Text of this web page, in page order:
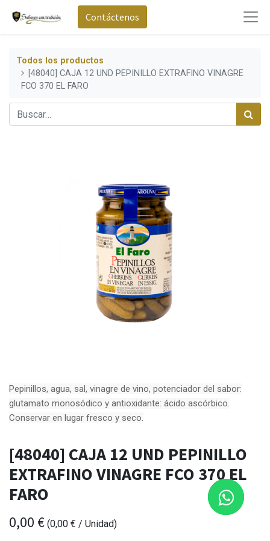
Contáctenos
Todos los productos
[48040] CAJA 12 UND PEPINILLO EXTRAFINO VINAGRE
FCO 370 EL FARO
Pepinillos, agua, sal, vinagre de vino, potenciador del sabor:
glutamato monosódico y antioxidante: ácido ascórbico.
Conservar en lugar fresco y seco.
[48040] CAJA 12 UND PEPINILLO
EXTRAFINO VINAGRE FCO 370 EL
FARO
0,00 € (0,00 € / Unidad)